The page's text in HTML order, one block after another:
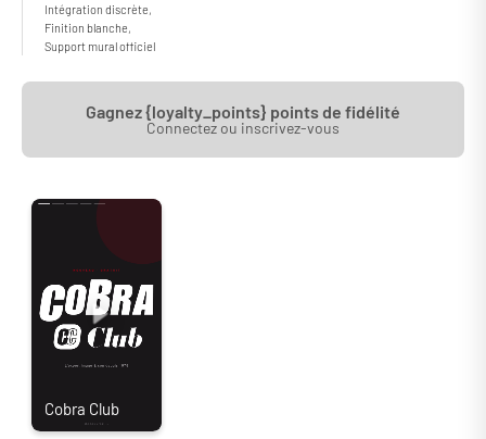
Intégration discrète,
Finition blanche,
Support mural officiel
Gagnez {loyalty_points} points de fidélité
Connectez ou inscrivez-vous